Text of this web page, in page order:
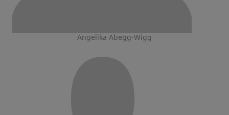
Angelika Abegg-Wigg